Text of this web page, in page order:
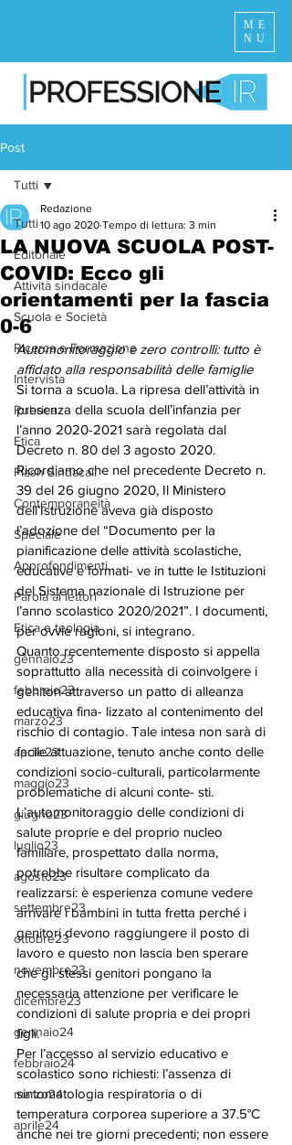
ME
NU
Post
Tutti
Editoriale
Attività sindacale
Scuola e Società
Ricerca e Formazione
Intervista
Rubrica
Etica
Flash Sindacali
Contemporaneità
Speciale
Approfondimenti
Parola ai lettori
Etica e teologia
gennaio23
febbraio23
marzo23
aprile23
maggio23
giugno23
luglio23
agosto23
settembre23
ottobre23
novembre23
dicembre23
gennaio24
febbraio24
marzo24
aprile24
Tutti
LA NUOVA SCUOLA POST-
COVID: Ecco gli
orientamenti per la fascia
0-6
Redazione
10 ago 2020 Tempo di lettura: 3 min
Automonitoraggio e zero controlli: tutto è
affidato alla responsabilità delle famiglie
Si torna a scuola. La ripresa dell’attività in
presenza della scuola dell’infanzia per
l’anno 2020-2021 sarà regolata dal
Decreto n. 80 del 3 agosto 2020.
Ricordiamo che nel precedente Decreto n.
39 del 26 giugno 2020, Il Ministero
dell’Istruzione aveva già disposto
l’adozione del “Documento per la
pianificazione delle attività scolastiche,
educative e formati- ve in tutte le Istituzioni
del Sistema nazionale di Istruzione per
l’anno scolastico 2020/2021”. I documenti,
per ovvie ragioni, si integrano.
Quanto recentemente disposto si appella
soprattutto alla necessità di coinvolgere i
genitori attraverso un patto di alleanza
educativa fina- lizzato al contenimento del
rischio di contagio. Tale intesa non sarà di
facile attuazione, tenuto anche conto delle
condizioni socio-culturali, particolarmente
problematiche di alcuni conte- sti.
L’automonitoraggio delle condizioni di
salute proprie e del proprio nucleo
familiare, prospettato dalla norma,
potrebbe risultare complicato da
realizzarsi: è esperienza comune vedere
arrivare i bambini in tutta fretta perché i
genitori devono raggiungere il posto di
lavoro e questo non lascia ben sperare
che gli stessi genitori pongano la
necessaria attenzione per verificare le
condizioni di salute propria e dei propri
figli.
Per l’accesso al servizio educativo e
scolastico sono richiesti: l’assenza di
sintomatologia respiratoria o di
temperatura corporea superiore a 37.5°C
anche nei tre giorni precedenti; non essere